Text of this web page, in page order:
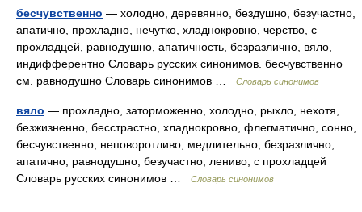
бесчувственно — холодно, деревянно, бездушно, безучастно,
апатично, прохладно, нечутко, хладнокровно, черство, с
прохладцей, равнодушно, апатичность, безразлично, вяло,
индифферентно Словарь русских синонимов. бесчувственно
см. равнодушно Словарь синонимов …
Словарь синонимов
вяло — прохладно, заторможенно, холодно, рыхло, нехотя,
безжизненно, бесстрастно, хладнокровно, флегматично, сонно,
бесчувственно, неповоротливо, медлительно, безразлично,
апатично, равнодушно, безучастно, лениво, с прохладцей
Словарь русских синонимов …
Словарь синонимов